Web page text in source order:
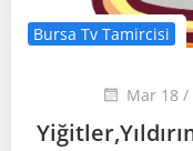
Bursa Tv Tamircisi
Mar 18 /